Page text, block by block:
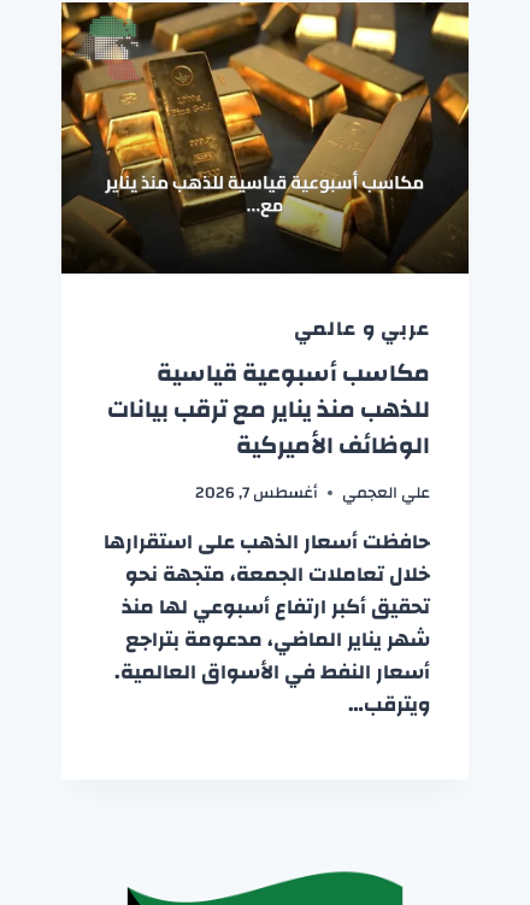
عربي و عالمي
مكاسب أسبوعية قياسية
للذهب منذ يناير مع ترقب بيانات
الوظائف الأميركية
علي العجمي أغسطس 7, 2026
حافظت أسعار الذهب على استقرارها
خلال تعاملات الجمعة، متجهة نحو
تحقيق أكبر ارتفاع أسبوعي لها منذ
شهر يناير الماضي، مدعومة بتراجع
أسعار النفط في الأسواق العالمية.
ويترقب…